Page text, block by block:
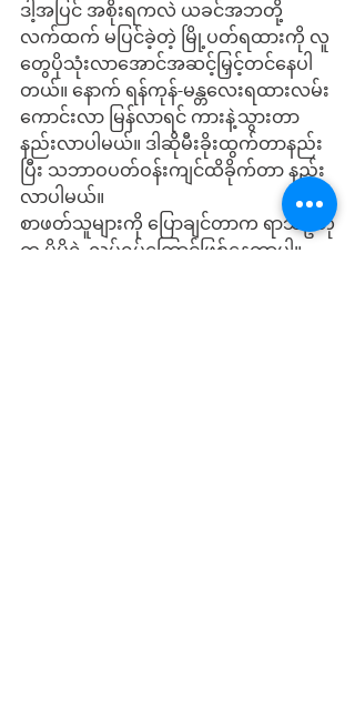
ဒါ့အပြင် အစိုးရကလဲ ယခင်အဘတို့
လက်ထက် မပြင်ခဲ့တဲ့ မြို့ပတ်ရထားကို လူ
တွေပိုသုံးလာအောင်အဆင့်မြှင့်တင်နေပါ
တယ်။ နောက် ရန်ကုန်-မန္တလေးရထားလမ်း
ကောင်းလာ မြန်လာရင် ကားနဲ့သွားတာ
နည်းလာပါမယ်။ ဒါဆိုမီးခိုးထွက်တာနည်း
ပြီး သဘာဝပတ်ဝန်းကျင်ထိခိုက်တာ နည်း
လာပါမယ်။
စာဖတ်သူများကို ပြောချင်တာက ရာသီဥတု
က မိမိရဲ့ လုပ်ရပ်ကြောင့်ဖြစ်နေတာပါ။